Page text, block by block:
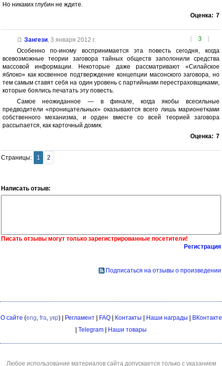
Но никаких глубин не ждите.
Оценка: 7
[ 3 ]
Зангези, 3 января 2012 г.
Особенно по-иному воспринимается эта повесть сегодня, когда
всевозможные теории заговора тайных обществ заполонили средства
массовой информации. Некоторые даже рассматривают «Силайское
яблоко» как косвенное подтверждение концепции масонского заговора, но
тем самым ставят себя на один уровень с партийными перестраховщиками,
которые боялись печатать эту повесть.
Самое неожиданное — в финале, когда якобы всесильные
предводители «проницательных» оказываются всего лишь марионетками
собственного механизма, и орден вместе со всей теорией заговора
рассыпается, как карточный домик.
Оценка: 7
Страницы: 1 2
Написать отзыв:
Писать отзывы могут только зарегистрированные посетители!
Регистрация
Подписаться на отзывы о произведении
О сайте (eng, fra, укр) | Регламент| FAQ| Контакты Наши награды
ВКонтакте
Telegram Наши товары
Любое использование материалов сайта допускается только с указанием